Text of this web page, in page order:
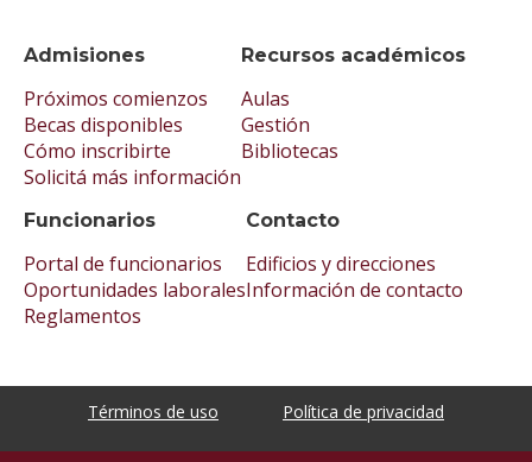
Admisiones
Próximos comienzos
Becas disponibles
Cómo inscribirte
Solicitá más información
Recursos académicos
Aulas
Gestión
Bibliotecas
Funcionarios
Portal de funcionarios
Oportunidades laborales
Reglamentos
Contacto
Edificios y direcciones
Información de contacto
Términos de uso Política de privacidad